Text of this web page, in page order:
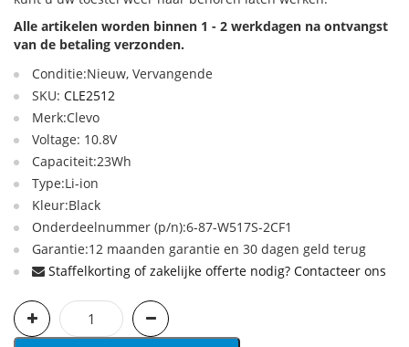
Alle artikelen worden binnen 1 - 2 werkdagen na ontvangst
van de betaling verzonden.
Conditie:Nieuw, Vervangende
SKU: CLE2512
Merk:Clevo
Voltage: 10.8V
Capaciteit:23Wh
Type:Li-ion
Kleur:Black
Onderdeelnummer (p/n):6-87-W517S-2CF1
Garantie:12 maanden garantie en 30 dagen geld terug
Staffelkorting of zakelijke offerte nodig? Contacteer ons